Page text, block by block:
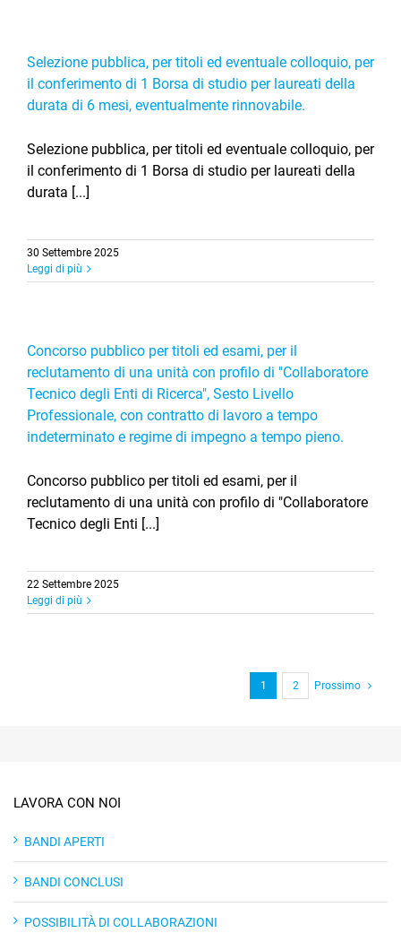
Selezione pubblica, per titoli ed eventuale colloquio, per
il conferimento di 1 Borsa di studio per laureati della
durata di 6 mesi, eventualmente rinnovabile.
Selezione pubblica, per titoli ed eventuale colloquio, per
il conferimento di 1 Borsa di studio per laureati della
durata [...]
30 Settembre 2025
Leggi di più
Concorso pubblico per titoli ed esami, per il
reclutamento di una unità con profilo di "Collaboratore
Tecnico degli Enti di Ricerca", Sesto Livello
Professionale, con contratto di lavoro a tempo
indeterminato e regime di impegno a tempo pieno.
Concorso pubblico per titoli ed esami, per il
reclutamento di una unità con profilo di "Collaboratore
Tecnico degli Enti [...]
22 Settembre 2025
Leggi di più
1 2 Prossimo
LAVORA CON NOI
BANDI APERTI
BANDI CONCLUSI
POSSIBILITÀ DI COLLABORAZIONI